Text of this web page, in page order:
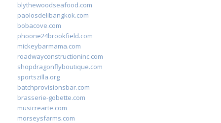
blythewoodseafood.com
paolosdelibangkok.com
bobacove.com
phoone24brookfield.com
mickeybarmama.com
roadwayconstructioninc.com
shopdragonflyboutique.com
sportszilla.org
batchprovisionsbar.com
brasserie-gobette.com
musicrearte.com
morseysfarms.com